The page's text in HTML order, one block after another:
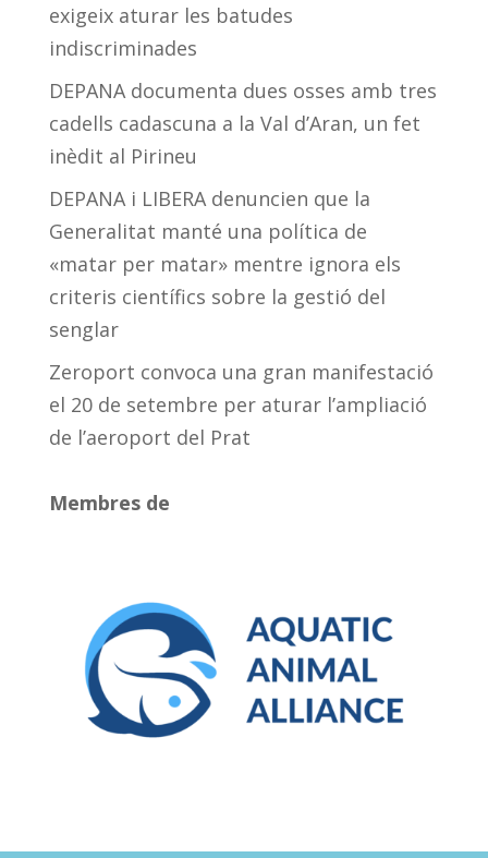
exigeix aturar les batudes
indiscriminades
DEPANA documenta dues osses amb tres
cadells cadascuna a la Val d’Aran, un fet
inèdit al Pirineu
DEPANA i LIBERA denuncien que la
Generalitat manté una política de
«matar per matar» mentre ignora els
criteris científics sobre la gestió del
senglar
Zeroport convoca una gran manifestació
el 20 de setembre per aturar l’ampliació
de l’aeroport del Prat
Membres de